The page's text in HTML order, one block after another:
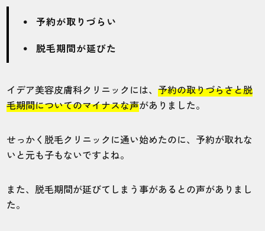
予約が取りづらい
脱毛期間が延びた
イデア美容皮膚科クリニックには、予約の取りづらさと脱
毛期間についてのマイナスな声がありました。
せっかく脱毛クリニックに通い始めたのに、予約が取れな
いと元も子もないですよね。
また、脱毛期間が延びてしまう事があるとの声がありまし
た。